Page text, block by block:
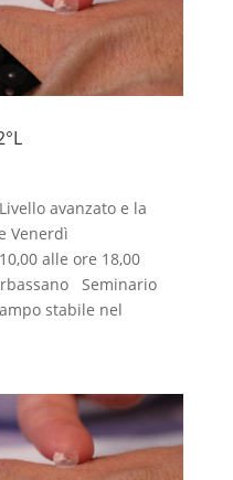
avanzato e la
Venerdì
alle ore 18,00
Seminario
stabile nel